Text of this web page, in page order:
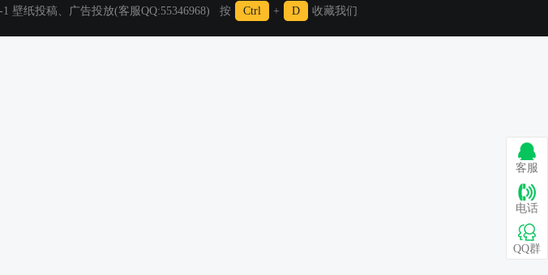
1 壁纸投稿、广告投放(客服QQ:55346968) 按 Ctrl + D 收藏我们
客服
电话
QQ群